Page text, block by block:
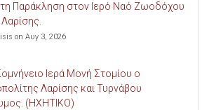
Παράκληση στον Ιερό Ναό Ζωοδόχου
on Αυγ 3, 2026
Ιερά Μονή Στομίου ο
Λαρίσης και Τυρνάβου
(ΗΧΗΤΙΚΟ)